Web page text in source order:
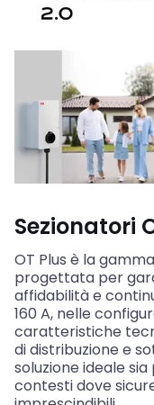
Sezionatori
OT Plus è la
progettata per
affidabilità e
160 A, nelle
caratteristiche
di distribuzione e
soluzione ideale
contesti dove